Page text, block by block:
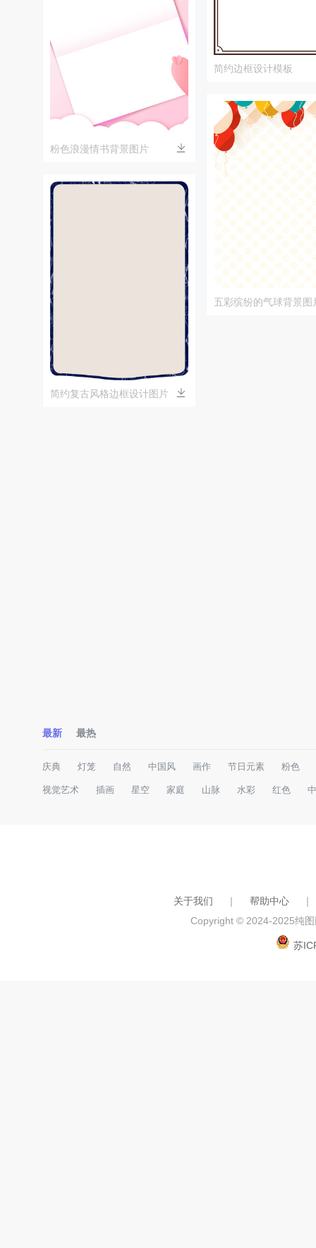
粉色浪漫情书背景图片
简约复古风格边框设计图片
简约边框设计模板
五彩缤纷的气球背景图
最新 最热
庆典 灯笼 自然 中国风 画作 节日元素 粉色
视觉艺术 插画 星空 家庭 山脉 水彩 红色
关于我们 ｜ 帮助中心
｜
Copyright © 2024-2025纯
苏